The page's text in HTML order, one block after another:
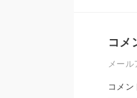
コメ
メー
コメン